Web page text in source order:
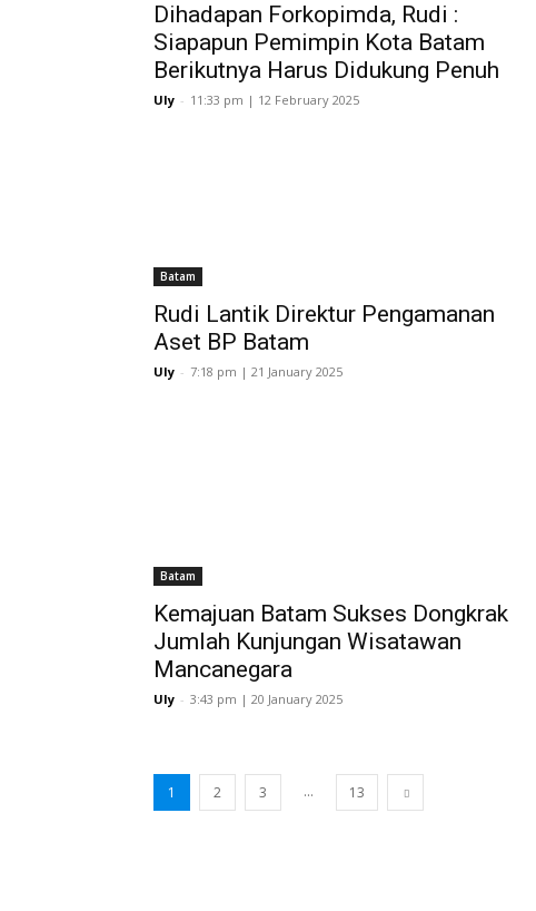
Dihadapan Forkopimda, Rudi :
Siapapun Pemimpin Kota Batam
Berikutnya Harus Didukung Penuh
Uly - 11:33 pm | 12 February 2025
Batam
Rudi Lantik Direktur Pengamanan
Aset BP Batam
Uly - 7:18 pm | 21 January 2025
Batam
Kemajuan Batam Sukses Dongkrak
Jumlah Kunjungan Wisatawan
Mancanegara
Uly - 3:43 pm | 20 January 2025
1 2 3 ... 13